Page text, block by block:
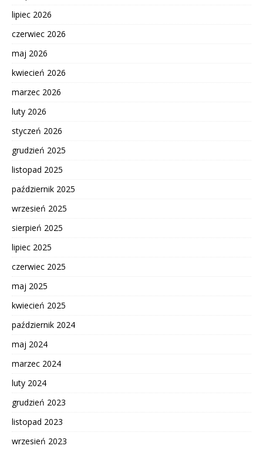
lipiec 2026
czerwiec 2026
maj 2026
kwiecień 2026
marzec 2026
luty 2026
styczeń 2026
grudzień 2025
listopad 2025
październik 2025
wrzesień 2025
sierpień 2025
lipiec 2025
czerwiec 2025
maj 2025
kwiecień 2025
październik 2024
maj 2024
marzec 2024
luty 2024
grudzień 2023
listopad 2023
wrzesień 2023